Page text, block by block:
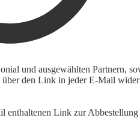
und ausgewählten
den Link in jeder E-Mail
enthaltenen Link zur